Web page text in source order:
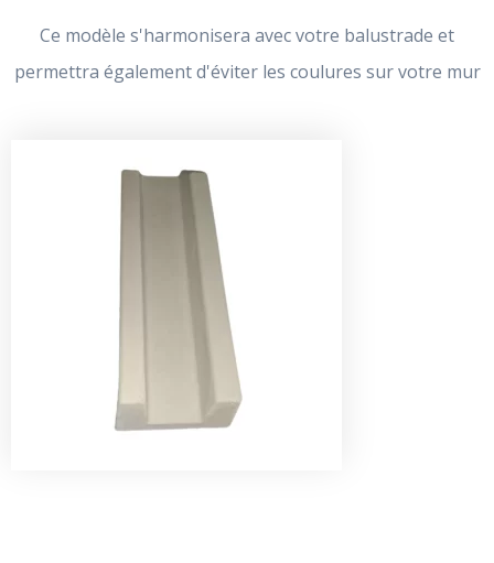
Ce modèle s'harmonisera avec votre balustrade et
permettra également d'éviter les coulures sur votre mur